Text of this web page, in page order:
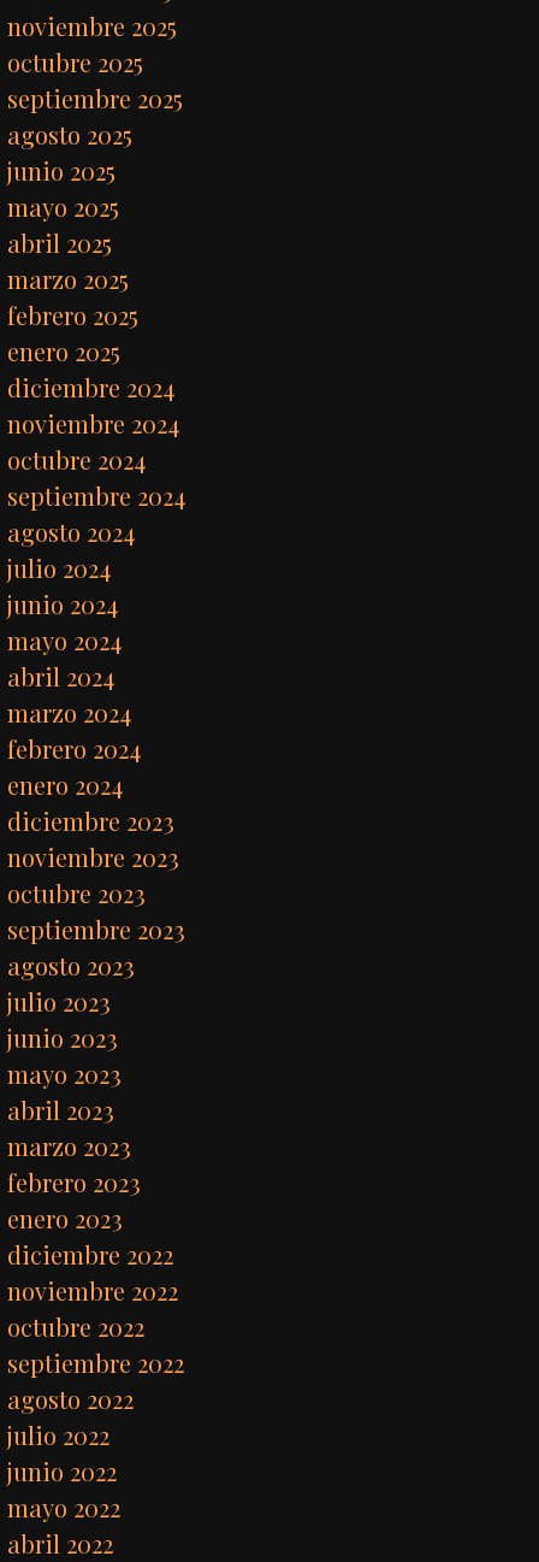
noviembre 2025
octubre 2025
septiembre 2025
agosto 2025
junio 2025
mayo 2025
abril 2025
marzo 2025
febrero 2025
enero 2025
diciembre 2024
noviembre 2024
octubre 2024
septiembre 2024
agosto 2024
julio 2024
junio 2024
mayo 2024
abril 2024
marzo 2024
febrero 2024
enero 2024
diciembre 2023
noviembre 2023
octubre 2023
septiembre 2023
agosto 2023
julio 2023
junio 2023
mayo 2023
abril 2023
marzo 2023
febrero 2023
enero 2023
diciembre 2022
noviembre 2022
octubre 2022
septiembre 2022
agosto 2022
julio 2022
junio 2022
mayo 2022
abril 2022